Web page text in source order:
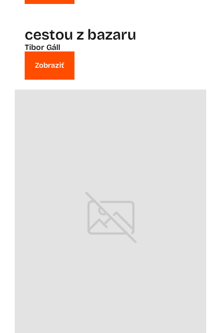
cestou z bazaru
Tibor Gáll
Zobraziť